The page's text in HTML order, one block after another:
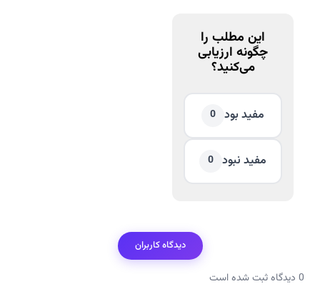
این مطلب را
چگونه ارزیابی
می‌کنید؟
مفید بود 0
مفید نبود 0
دیدگاه کاربران
0 دیدگاه ثبت شده است